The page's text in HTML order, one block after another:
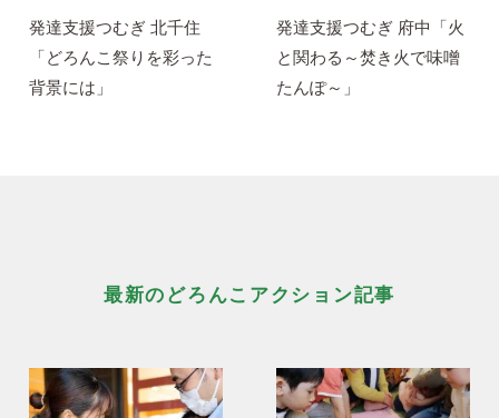
発達支援つむぎ 北千住
「どろんこ祭りを彩った
背景には」
発達支援つむぎ 府中「火
と関わる～焚き火で味噌
たんぽ～」
最新のどろんこアクション記事